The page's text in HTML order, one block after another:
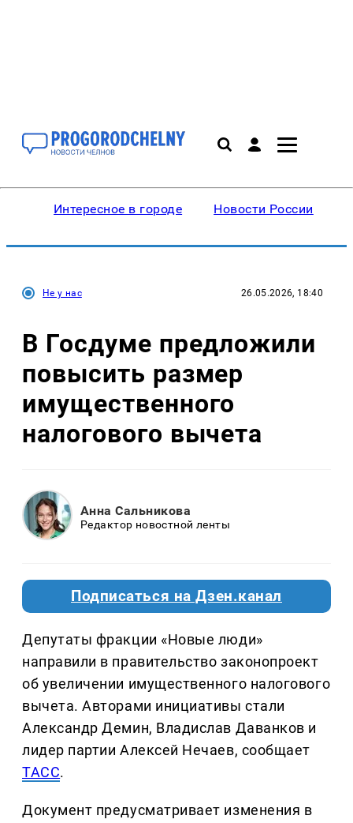
Интересное в городе Новости России
Не у нас 26.05.2026, 18:40
В Госдуме предложили
повысить размер
имущественного
налогового вычета
Анна Сальникова
Редактор новостной ленты
Подписаться на Дзен.канал
Депутаты фракции «Новые люди»
направили в правительство законопроект
об увеличении имущественного налогового
вычета. Авторами инициативы стали
Александр Демин, Владислав Даванков и
лидер партии Алексей Нечаев, сообщает
ТАСС.
Документ предусматривает изменения в